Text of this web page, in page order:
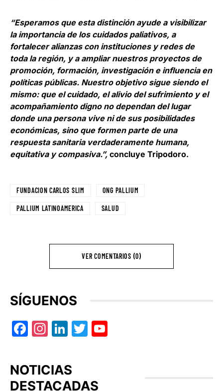
“Esperamos que esta distinción ayude a visibilizar
la importancia de los cuidados paliativos, a
fortalecer alianzas con instituciones y redes de
toda la región, y a ampliar nuestros proyectos de
promoción, formación, investigación e influencia en
políticas públicas. Nuestro objetivo sigue siendo el
mismo: que el cuidado, el alivio del sufrimiento y el
acompañamiento digno no dependan del lugar
donde una persona vive ni de sus posibilidades
económicas, sino que formen parte de una
respuesta sanitaria verdaderamente humana,
equitativa y compasiva.”, concluye Tripodoro.
FUNDACION CARLOS SLIM ONG PALLIUM
PALLIUM LATINOAMERICA SALUD
VER COMENTARIOS (0)
SÍGUENOS
Facebook
Instagram
LinkedIn
Twitter
NOTICIAS
DESTACADAS